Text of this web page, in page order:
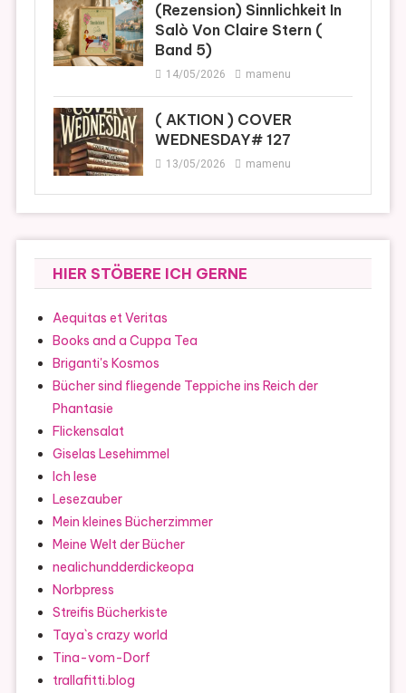
(Rezension) Sinnlichkeit In
Salò Von Claire Stern (
Band 5)
14/05/2026 mamenu
( AKTION ) COVER
WEDNESDAY# 127
13/05/2026 mamenu
HIER STÖBERE ICH GERNE
Aequitas et Veritas
Books and a Cuppa Tea
Briganti's Kosmos
Bücher sind fliegende Teppiche ins Reich der
Phantasie
Flickensalat
Giselas Lesehimmel
Ich lese
Lesezauber
Mein kleines Bücherzimmer
Meine Welt der Bücher
nealichundderdickeopa
Norbpress
Streifis Bücherkiste
Taya`s crazy world
Tina-vom-Dorf
trallafitti.blog